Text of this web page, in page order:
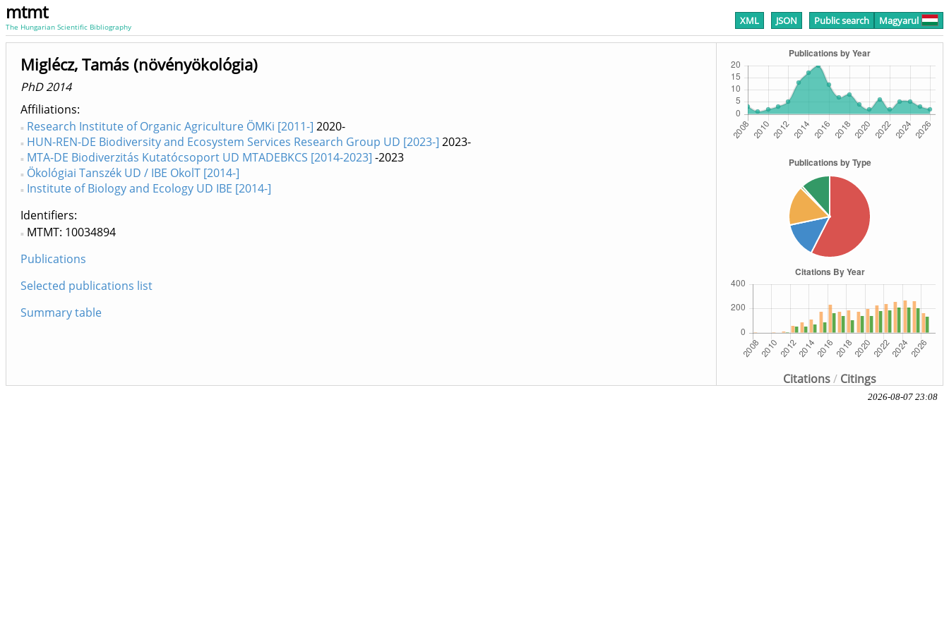
mtmt
The Hungarian Scientific Bibliography XML JSON Public search Magyarul
Citations/ Citings
Miglécz, Tamás (növényökológia)
PhD 2014
Affiliations
Research Institute of Organic Agriculture ÖMKi [2011-] 2020-
HUN-REN-DE Biodiversity and Ecosystem Services Research Group UD [2023-] 2023-
MTA-DE Biodiverzitás Kutatócsoport UD MTADEBKCS [2014-2023] -2023
Ökológiai Tanszék UD / IBE OkolT [2014-]
Institute of Biology and Ecology UD IBE [2014-]
Identifiers
MTMT: 10034894
Publications
Selected publications list
Summary table
2026-08-07 23:08